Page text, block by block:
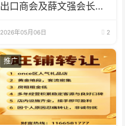
出口商会及薛文强会长的
2026年05月06日 2
推广